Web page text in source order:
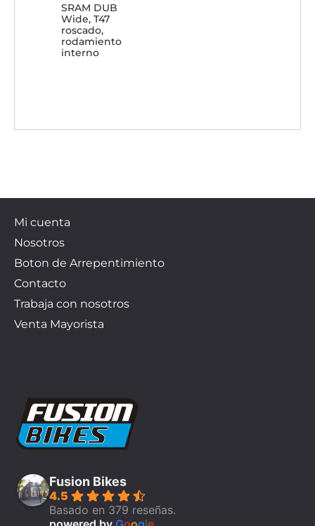
SRAM DUB
Wide, T47
roscado,
rodamiento
interno
Mi cuenta
Nosotros
Boton de Arrepentimiento
Contacto
Trabaja con nosotros
Venta Mayorista
Fusion Bikes
4.5
Basado en 379 reseñas.